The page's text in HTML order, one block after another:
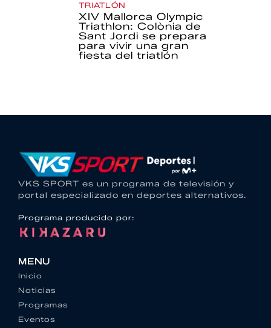
TRIATLÓN
XIV Mallorca Olympic
Triathlon: Colònia de
Sant Jordi se prepara
para vivir una gran
fiesta del triatlón
VKS SPORT es un programa de televisión y
portal especializado en deportes alternativos.
Programa producido por:
MENU
Inicio
Noticias
Programas
Eventos